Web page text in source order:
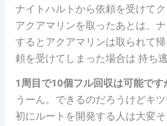
ナイトハルトから依頼を受けて
アクアマリンを取ったあとは、
するとアクアマリンは取られて
頼を受けてしまった場合は 持ち
1周目で10個フル回収は可能です
うーん。できるのだろうけどキ
初にルートを開発する人は大変